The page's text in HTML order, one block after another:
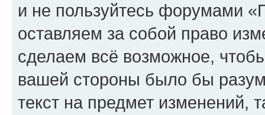
и не пользуйтесь форумами
оставляем за собой право
сделаем всё возможное,
вашей стороны было бы
текст на предмет изменений,